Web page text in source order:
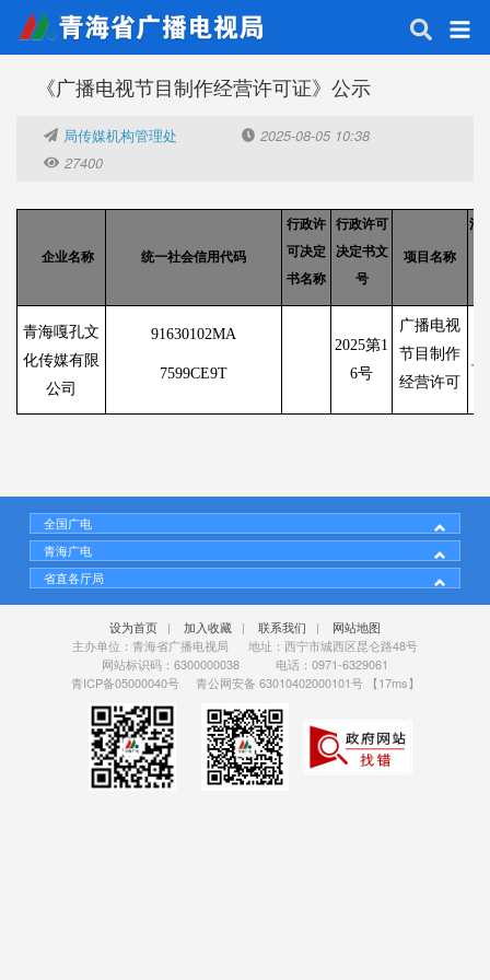
《广播电视节目制作经营许可证》公示
局传媒机构管理处
2025-08-05 10:38
27400
企业名称 统一社会信用代码
行政许
可决定
书名称
行政许可
决定书文
号
项目名称
法
青海嘎孔文
化传媒有限
公司
91630102MA
7599CE9T
2025第1
6号
广播电视
节目制作
经营许可
全国广电
青海广电
省直各厅局
设为首页 | 加入收藏 | 联系我们 | 网站地图
主办单位：青海省广播电视局 地址：西宁市城西区昆仑路48号
网站标识码：6300000038 电话：0971-6329061
青ICP备05000040号
青公网安备 63010402000101号【17ms】